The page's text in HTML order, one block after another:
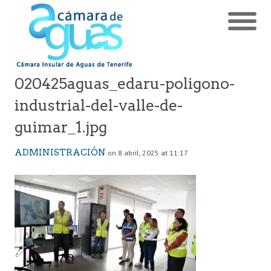
020425aguas_edaru-poligono-
industrial-del-valle-de-
guimar_1.jpg
ADMINISTRACIÓN on 8 abril, 2025 at 11:17